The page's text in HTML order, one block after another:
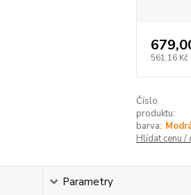
561,16 Kč
Číslo
produktu:
barva:
Hlídat cenu
Parametry